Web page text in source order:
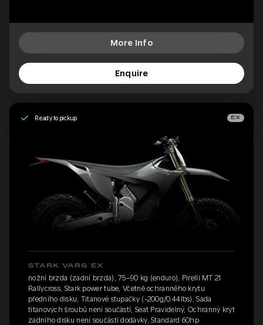
More Info
Enquire
Ready to pickup EX
STARK VARG EX
nožní brzda (zadní brzda), 75–90 kg (enduro), Pirelli MT 21
Rallycross, Stark power tube, Včetně ochranného krytu
předního disku, Titanové stupačky (-200g/0.44lbs), Sada
titanových šroubů není součástí, Seat Pravidelný, Ochranný kryt
zadního disku není součástí dodávky, Standard 60hp